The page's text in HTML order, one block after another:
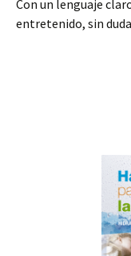
Con un lenguaje
entretenido, sin